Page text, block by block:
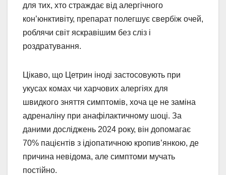
для тих, хто страждає від алергічного
кон’юнктивіту, препарат полегшує свербіж очей,
роблячи світ яскравішим без сліз і
роздратування.
Цікаво, що Цетрин іноді застосовують при
укусах комах чи харчових алергіях для
швидкого зняття симптомів, хоча це не заміна
адреналіну при анафілактичному шоці. За
даними досліджень 2024 року, він допомагає
70% пацієнтів з ідіопатичною кропив’янкою, де
причина невідома, але симптоми мучать
постійно.